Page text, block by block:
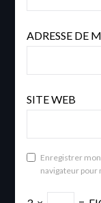
ADRESSE DE
SITE WEB
Enregistrer
navigateur